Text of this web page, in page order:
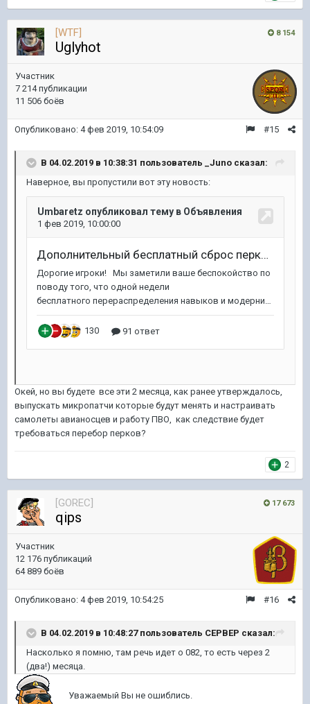
8 154
[WTF]
Uglyhot
Участник
7 214 публикации
11 506 боёв
#15
Опубликовано: 4 фев 2019, 10:54:09
В 04.02.2019 в 10:38:31 пользователь _Juno сказал:
Наверное, вы пропустили вот эту новость:
Окей, но вы будете все эти 2 месяца, как ранее утверждалось,
выпускать микропатчи которые будут менять и настраивать
самолеты авианосцев и работу ПВО, как следствие будет
требоваться перебор перков?
2
17 673
[GOREC]
qips
Участник
12 176 публикаций
64 889 боёв
#16
Опубликовано: 4 фев 2019, 10:54:25
В 04.02.2019 в 10:48:27 пользователь CEPBEP сказал:
Насколько я помню, там речь идет о 082, то есть через 2
(два!) месяца.
Уважаемый Вы не ошиблись.